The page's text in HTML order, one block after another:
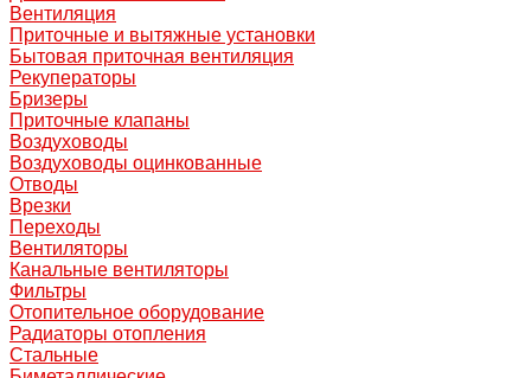
Вентиляция
Приточные и вытяжные установки
Бытовая приточная вентиляция
Рекуператоры
Бризеры
Приточные клапаны
Воздуховоды
Воздуховоды оцинкованные
Отводы
Врезки
Переходы
Вентиляторы
Канальные вентиляторы
Фильтры
Отопительное оборудование
Радиаторы отопления
Стальные